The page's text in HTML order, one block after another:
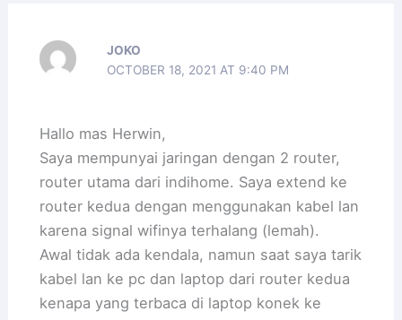
JOKO
OCTOBER 18, 2021 AT 9:40 PM
Hallo mas Herwin,
Saya mempunyai jaringan dengan 2 router,
router utama dari indihome. Saya extend ke
router kedua dengan menggunakan kabel lan
karena signal wifinya terhalang (lemah).
Awal tidak ada kendala, namun saat saya tarik
kabel lan ke pc dan laptop dari router kedua
kenapa yang terbaca di laptop konek ke